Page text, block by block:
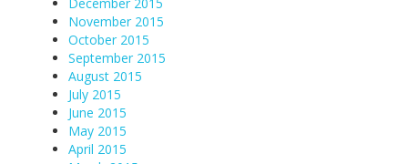
November 2015
October 2015
September 2015
August 2015
July 2015
June 2015
May 2015
April 2015